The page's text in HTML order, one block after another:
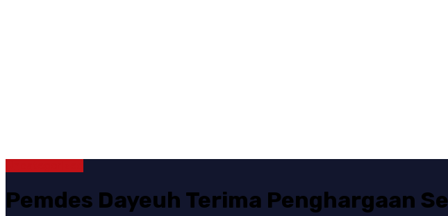
Pemdes Dayeuh Terima Penghargaan